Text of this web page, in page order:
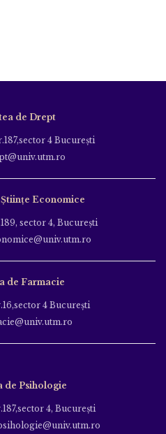
de Drept
4 Bucureşti
Economice
sector 4, Bucureşti
de Farmacie
4 Bucureşti
de Psihologie
4, Bucureşti